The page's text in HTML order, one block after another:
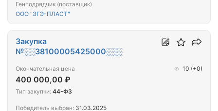
Генподрядчик (поставщик)
ООО "ЭГЭ-ПЛАСТ"
Закупка
№░░38100005425000░░░
Окончательная цена
400 000,00 ₽
10 (+0)
Тип закупки: 44-ФЗ
Победитель выбран: 31.03.2025